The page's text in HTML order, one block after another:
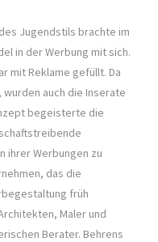
Jugendstils brachte im
in der Werbung mit sich.
mit Reklame gefüllt. Da
auch die Inserate
begeisterte die
ihrer Werbungen zu
das die
früh
Maler und
Berater. Behrens